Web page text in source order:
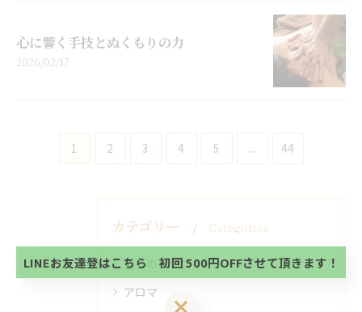
心に響く手技とぬくもりの力
2026/02/17
1 2 3 4 5 ... 44
カテゴリー Categories
全てのカテゴリー
アロマ
当サロンの公式LINE@にお友達登録頂いたお客様は
方、不必要な方 お手数ですが、✖印でお閉じ下さ
い。
LINEお友達登はこちら 初回 500円OFFさせて頂きます！
方、不必要な方 お手数ですが、✖印でお閉じ下さ
LINEお友達登はこちら 初回 500円OFFさせて頂きます！